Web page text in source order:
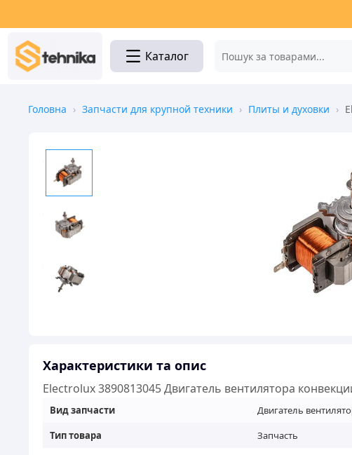
Каталог
Головна › Запчасти для крупной техники › Плиты и духовки ›
Характеристики та опис
Electrolux 3890813045 Двигатель вентилятора
Вид запчасти
Двигатель
Тип товара
Запчасть